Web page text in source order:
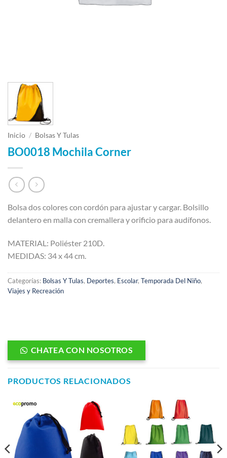
Inicio / Bolsas Y Tulas
BO0018 Mochila Corner
Bolsa dos colores con cordón para ajustar y cargar. Bolsillo
delantero en malla con cremallera y orificio para audífonos.
MATERIAL: Poliéster 210D.
MEDIDAS: 34 x 44 cm.
Categorías: Bolsas Y Tulas, Deportes, Escolar, Temporada Del Niño,
Viajes y Recreación
CHATEA CON NOSOTROS
PRODUCTOS RELACIONADOS